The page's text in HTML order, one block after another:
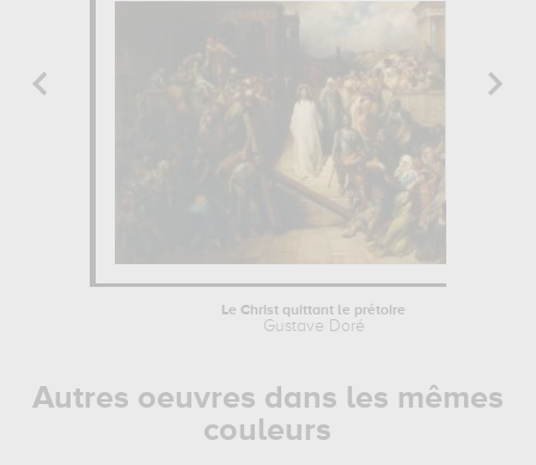
Le Christ quittant le prétoire
Gustave Doré
Autres oeuvres dans les mêmes
couleurs